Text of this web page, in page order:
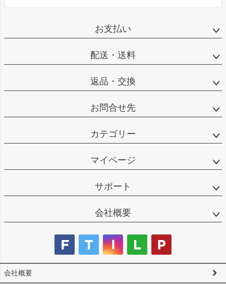
お支払い
配送・送料
返品・交換
お問合せ先
カテゴリー
マイページ
サポート
会社概要
会社概要